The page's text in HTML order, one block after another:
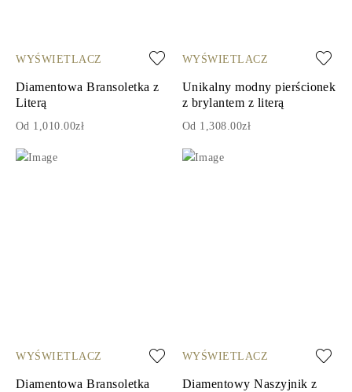
WYŚWIETLACZ
Diamentowa Bransoletka z
Literą
Od 1,010.00zł
WYŚWIETLACZ
Unikalny modny pierścionek
z brylantem z literą
Od 1,308.00zł
WYŚWIETLACZ
Diamentowa Bransoletka
WYŚWIETLACZ
Diamentowy Naszyjnik z